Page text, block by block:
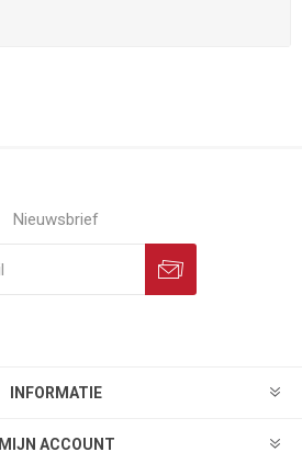
Nieuwsbrief
INFORMATIE
MIJN ACCOUNT